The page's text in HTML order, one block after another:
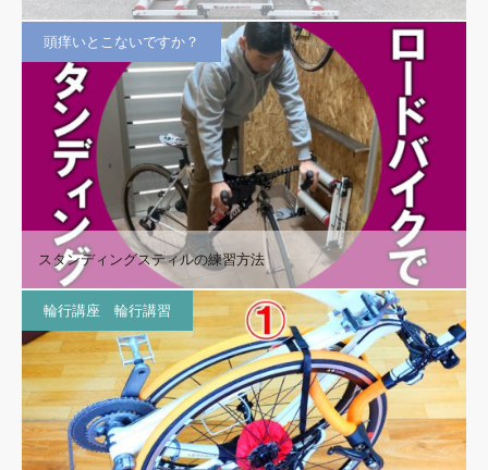
頭痒いとこないですか？
スタンディングスティルの練習方法
輪行講座 輪行講習